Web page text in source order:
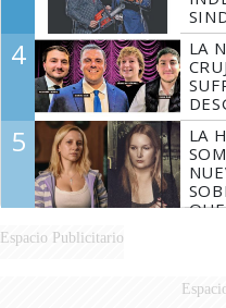
4
LA
5
LA
Espacio Publicitario